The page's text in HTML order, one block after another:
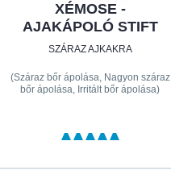
XÉMOSE -
AJAKÁPOLÓ STIFT
SZÁRAZ AJKAKRA
(Száraz bőr ápolása, Nagyon száraz
bőr ápolása, Irritált bőr ápolása)